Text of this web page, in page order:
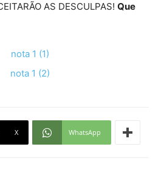
AS DESCULPAS! Que
X WhatsApp